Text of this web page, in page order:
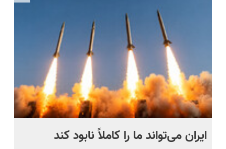
اقساطی😍
ایران می‌تواند ما را کاملاً نابود کند